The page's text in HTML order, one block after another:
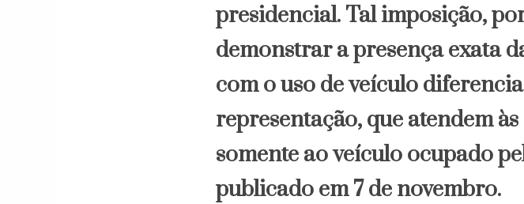
presidencial. Tal imposição,
demonstrar a presença exata
com o uso de veículo
representação, que atendem
somente ao veículo ocupado
publicado em 7 de novembro.